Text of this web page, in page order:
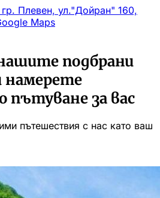
гр. Плевен, ул."Дойран" 160,
Maps
подбрани
намерете
за вас
пътешествия с нас като ваш